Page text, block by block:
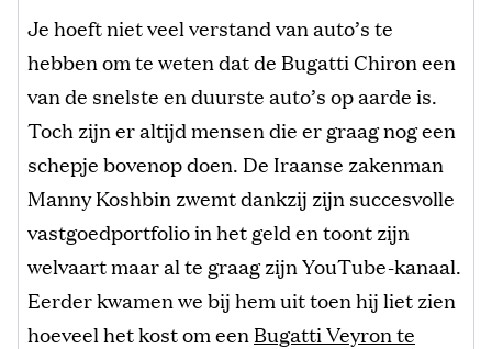
Je hoeft niet veel verstand van auto’s te
hebben om te weten dat de Bugatti Chiron een
van de snelste en duurste auto’s op aarde is.
Toch zijn er altijd mensen die er graag nog een
schepje bovenop doen. De Iraanse zakenman
Manny Koshbin zwemt dankzij zijn succesvolle
vastgoedportfolio in het geld en toont zijn
welvaart maar al te graag zijn YouTube-kanaal.
Eerder kwamen we bij hem uit toen hij liet zien
hoeveel het kost om een Bugatti Veyron te